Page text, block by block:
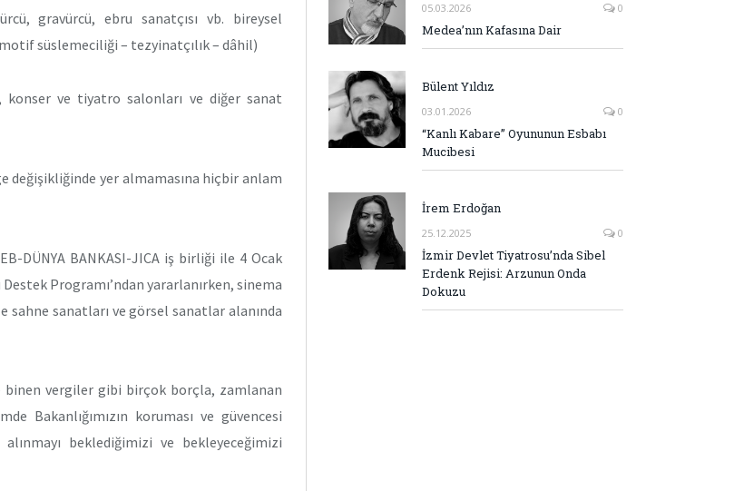
gravürcü, ebru sanatçısı vb. bireysel
süslemeciliği – tezyinatçılık – dâhil)
ve tiyatro salonları ve diğer sanat
değişikliğinde yer almamasına hiçbir anlam
DÜNYA BANKASI-JICA iş birliği ile 4 Ocak
Programı’ndan yararlanırken, sinema
sanatları ve görsel sanatlar alanında
binen vergiler gibi birçok borçla, zamlanan
Bakanlığımızın koruması ve güvencesi
beklediğimizi ve bekleyeceğimizi
05.03.2026 0
Medea’nın Kafasına Dair
Bülent Yıldız
03.01.2026 0
“Kanlı Kabare” Oyununun Esbabı
Mucibesi
İrem Erdoğan
25.12.2025 0
İzmir Devlet Tiyatrosu’nda Sibel
Erdenk Rejisi: Arzunun Onda
Dokuzu